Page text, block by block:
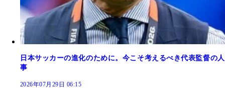
日本サッカーの進化のために。今こそ考えるべき代表監督の人
事
2026年07月29日 06:15